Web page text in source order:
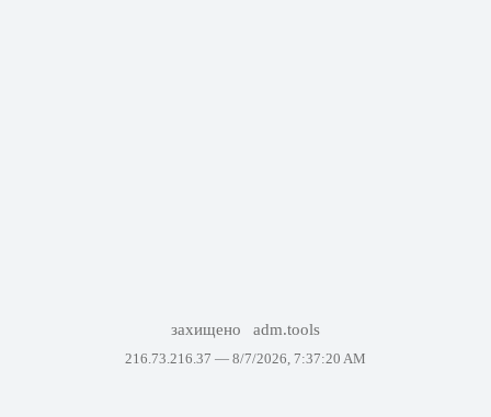
захищено adm.tools
216.73.216.37 — 8/7/2026, 7:37:20 AM